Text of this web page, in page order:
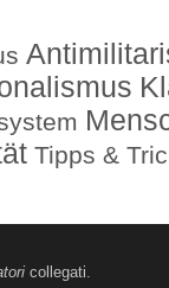
Tipps &
collegati.